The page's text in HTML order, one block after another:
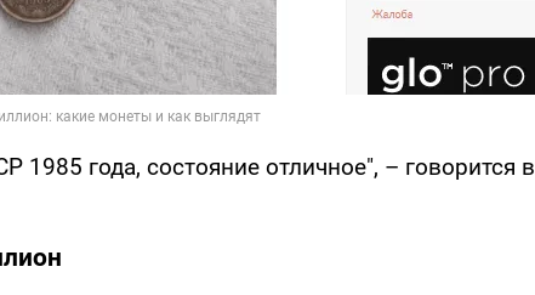
1985 года, состояние отличное", – говорится в